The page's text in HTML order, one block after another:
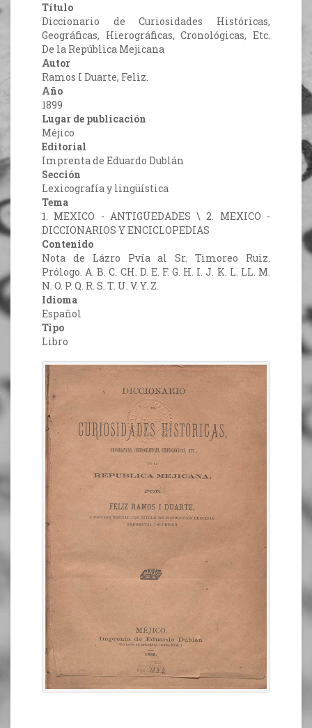
Título
Diccionario de Curiosidades Históricas,
Geográficas, Hierográficas, Cronológicas, Etc.
De la República Mejicana
Autor
Ramos I Duarte, Feliz.
Año
1899
Lugar de publicación
Méjico
Editorial
Imprenta de Eduardo Dublán
Sección
Lexicografía y lingüística
Tema
1. MEXICO - ANTIGÜEDADES \ 2. MEXICO -
DICCIONARIOS Y ENCICLOPEDIAS
Contenido
Nota de Lázro Pvía al Sr. Timoreo Ruiz.
Prólogo. A. B. C. CH. D. E. F. G. H. I. J. K. L. LL. M.
N. O. P. Q. R. S. T. U. V. Y. Z.
Idioma
Español
Tipo
Libro